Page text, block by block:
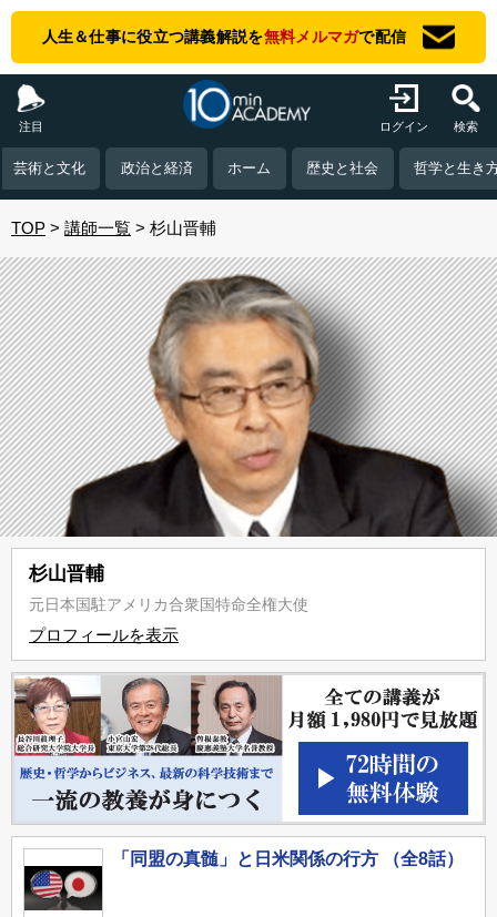
人生＆仕事に役立つ講義解説を無料メルマガで配信
注目 ログイン 検索
芸術と文化 政治と経済 ホーム 歴史と社会 哲学と生き
TOP 講師一覧 杉山晋輔
杉山晋輔
元日本国駐アメリカ合衆国特命全権大使
プロフィールを表示
「同盟の真髄」と日米関係の行方 （全8話）